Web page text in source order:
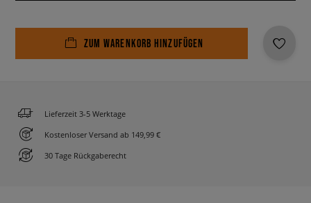
ZUM WARENKORB HINZUFÜGEN
Lieferzeit 3-5 Werktage
Kostenloser Versand ab 149,99 €
30 Tage Rückgaberecht